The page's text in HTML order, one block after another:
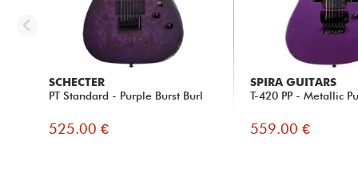
SCHECTER
PT Standard - Purple Burst Burl
525.00 €
SPIRA GUITARS
T-420 PP - Metallic
559.00 €